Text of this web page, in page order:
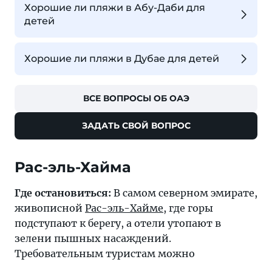
Хорошие ли пляжи в Абу-Даби для
детей
Хорошие ли пляжи в Дубае для детей
ВСЕ ВОПРОСЫ ОБ ОАЭ
ЗАДАТЬ СВОЙ ВОПРОС
Рас-эль-Хайма
Где остановиться: В самом северном эмирате,
живописной Рас-эль-Хайме, где горы
подступают к берегу, а отели утопают в
зелени пышных насаждений.
Требовательным туристам можно